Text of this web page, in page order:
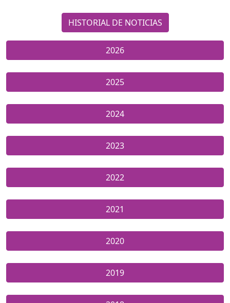
HISTORIAL DE NOTICIAS
2026
2025
2024
2023
2022
2021
2020
2019